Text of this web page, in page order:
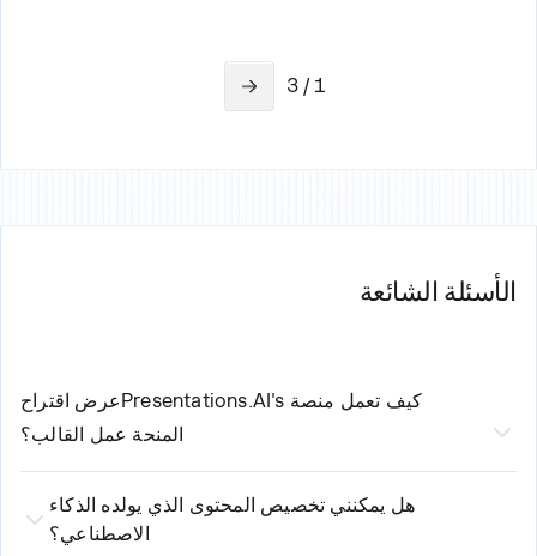
1 / 3
الأسئلة الشائعة
كيف تعمل منصة Presentations.AI's
عرض اقتراح
المنحة عمل القالب؟
مدعوم بالذكاء الاصطناعي لديناقالب عرض اقتراح
يبسط عملية الإنشاء الخاصة بك في ثلاث خطوات
بسيطة:
هل يمكنني تخصيص المحتوى الذي يولده الذكاء
الاصطناعي؟